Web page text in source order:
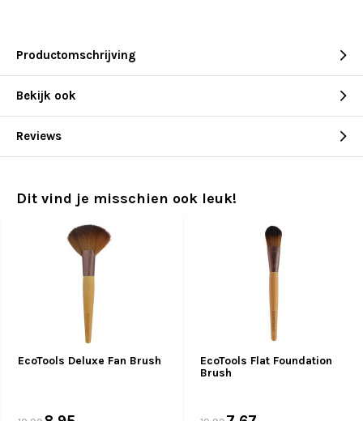
Productomschrijving
Bekijk ook
Reviews
Dit vind je misschien ook leuk!
EcoTools Deluxe Fan Brush
EcoTools Flat Foundation
Brush